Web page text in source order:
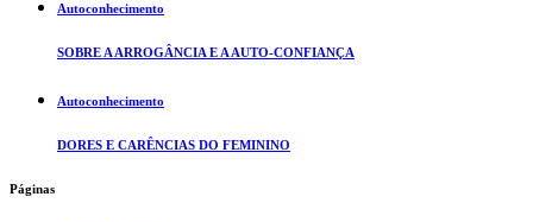
Autoconhecimento
SOBRE A ARROGÂNCIA E A AUTO-CONFIANÇA
Autoconhecimento
DORES E CARÊNCIAS DO FEMININO
Páginas